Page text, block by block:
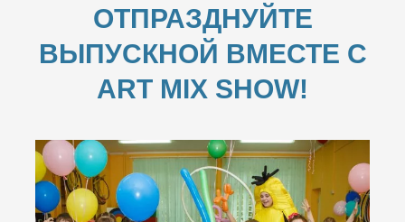
ОТПРАЗДНУЙТЕ
ВЫПУСКНОЙ ВМЕСТЕ С
ART MIX SHOW!